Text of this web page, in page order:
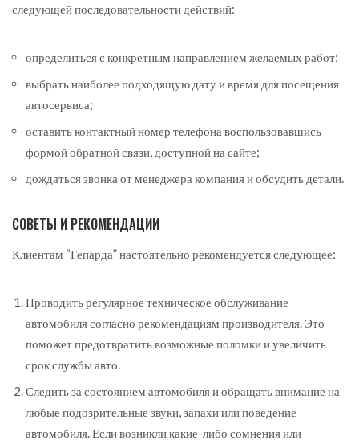
следующей последовательности действий:
определиться с конкретным направлением желаемых работ;
выбрать наиболее подходящую дату и время для посещения
автосервиса;
оставить контактный номер телефона воспользовавшись
формой обратной связи, доступной на сайте;
дождаться звонка от менеджера компания и обсудить детали.
СОВЕТЫ И РЕКОМЕНДАЦИИ
Клиентам “Гепарда” настоятельно рекомендуется следующее:
Проводить регулярное техническое обслуживание
автомобиля согласно рекомендациям производителя. Это
поможет предотвратить возможные поломки и увеличить
срок службы авто.
Следить за состоянием автомобиля и обращать внимание на
любые подозрительные звуки, запахи или поведение
автомобиля. Если возникли какие-либо сомнения или